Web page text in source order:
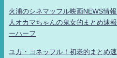
火浦のシネマッフル映画NEWS情
人オカマちゃんの鬼女的まとめ速
ーハーフ
ユカ・ヨネッフル！初老的まとめ